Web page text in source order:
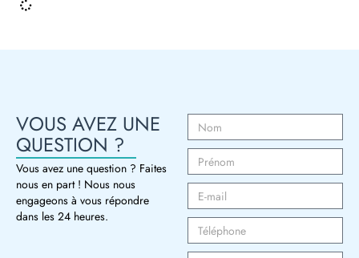
VOUS AVEZ UNE
QUESTION ?
Vous avez une question ? Faites
nous en part ! Nous nous
engageons à vous répondre
dans les 24 heures.